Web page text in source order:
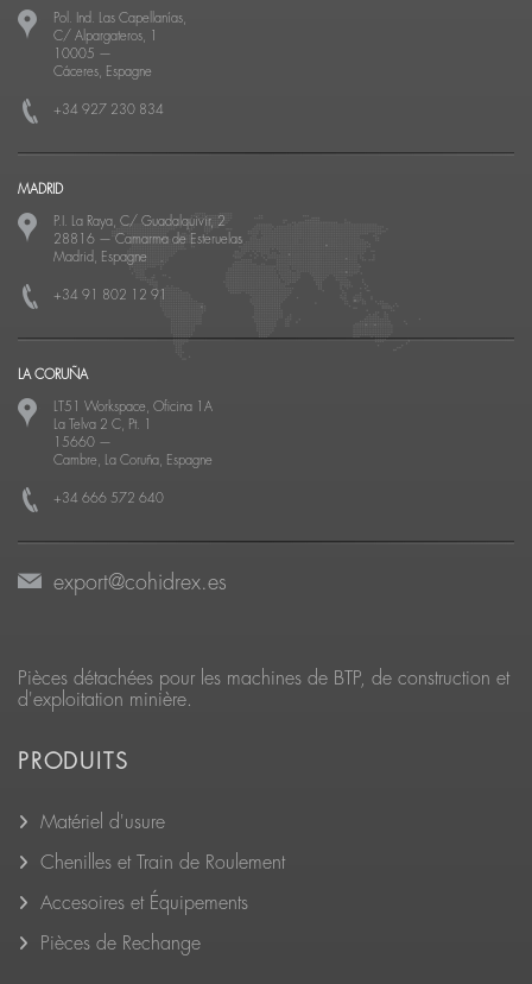
Pol. Ind. Las Capellanías,
C/ Alpargateros, 1
10005 —
Cáceres, Espagne
+34 927 230 834
MADRID
P.I. La Raya, C/ Guadalquivir, 2
28816 — Camarma de Esteruelas
Madrid, Espagne
+34 91 802 12 91
LA CORUÑA
LT51 Workspace, Oficina 1A
La Telva 2 C, Pt. 1
15660 —
Cambre, La Coruña, Espagne
+34 666 572 640
export@cohidrex.es
Pièces détachées pour les machines de BTP, de construction et
d'exploitation minière.
PRODUITS
Matériel d'usure
Chenilles et Train de Roulement
Accesoires et Équipements
Pièces de Rechange